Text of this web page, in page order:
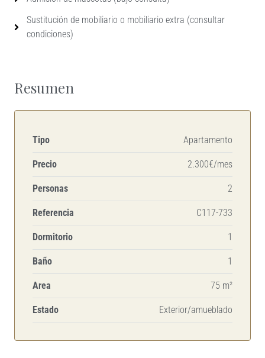
Sustitución de mobiliario o mobiliario extra (consultar
condiciones)
Resumen
Tipo Apartamento
Precio 2.300€/mes
Personas 2
Referencia C117-733
Dormitorio 1
Baño 1
Area 75 m²
Estado Exterior/amueblado